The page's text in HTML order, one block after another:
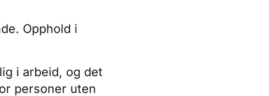
Opphold i
i arbeid, og det
personer uten